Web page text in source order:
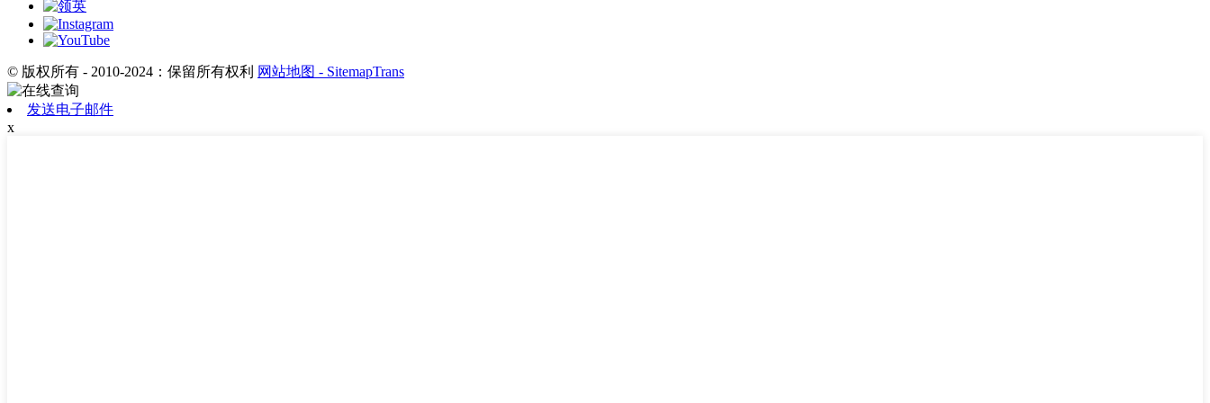
© 版权所有 - 2010-2024：保留所有权利 网站地图 - SitemapTrans
发送电子邮件
x